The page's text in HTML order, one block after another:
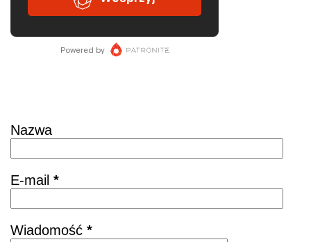
Nazwa
E-mail *
Wiadomość *